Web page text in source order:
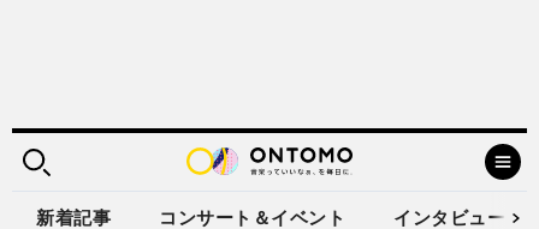
新着記事 コンサート＆イベント インタビュー